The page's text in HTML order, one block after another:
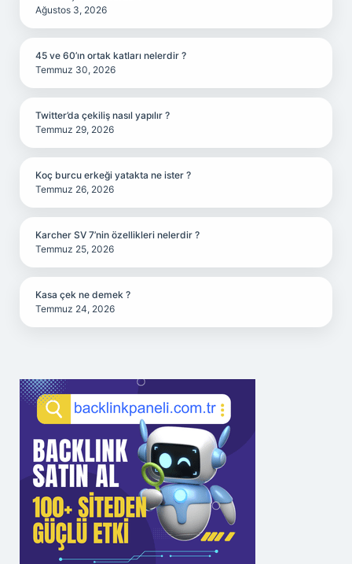
Ağustos 3, 2026
45 ve 60’ın ortak katları nelerdir ?
Temmuz 30, 2026
Twitter’da çekiliş nasıl yapılır ?
Temmuz 29, 2026
Koç burcu erkeği yatakta ne ister ?
Temmuz 26, 2026
Karcher SV 7’nin özellikleri nelerdir ?
Temmuz 25, 2026
Kasa çek ne demek ?
Temmuz 24, 2026